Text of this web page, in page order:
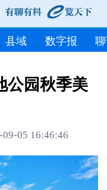
县域 数字报
公园秋季美
05 16:46:46